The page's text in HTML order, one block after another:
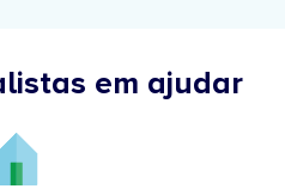
em ajudar